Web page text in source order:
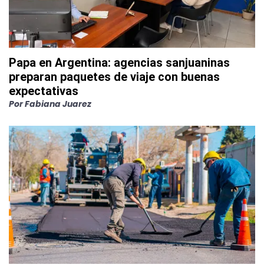
Papa en Argentina: agencias sanjuaninas
preparan paquetes de viaje con buenas
expectativas
PorFabiana Juarez